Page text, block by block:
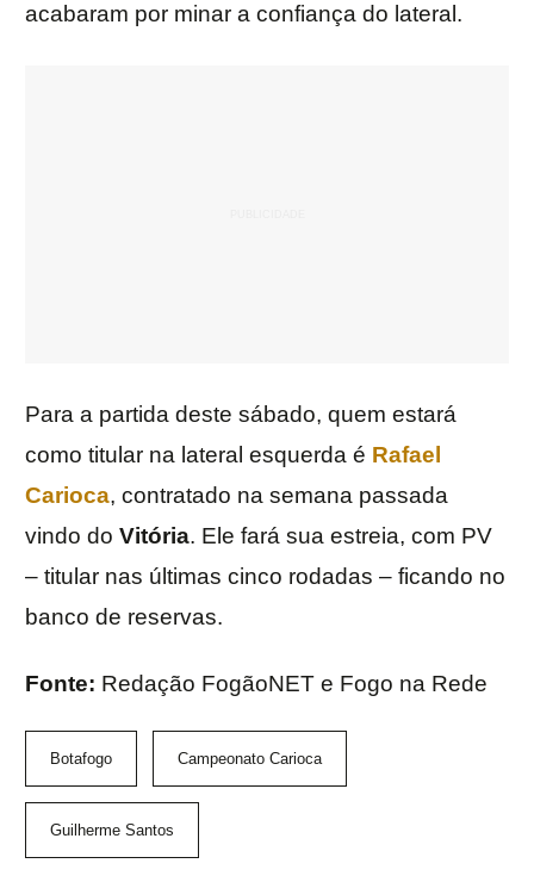
acabaram por minar a confiança do lateral.
Para a partida deste sábado, quem estará
como titular na lateral esquerda é Rafael
Carioca, contratado na semana passada
vindo do Vitória. Ele fará sua estreia, com PV
– titular nas últimas cinco rodadas – ficando no
banco de reservas.
Fonte: Redação FogãoNET e Fogo na Rede
Botafogo Campeonato Carioca
Guilherme Santos